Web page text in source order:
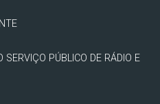
SERVIÇO PÚBLICO DE RÁDIO E